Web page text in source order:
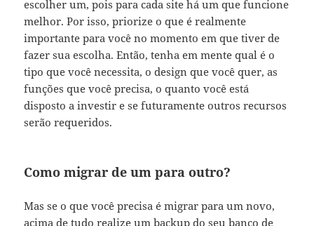
escolher um, pois para cada site há um que funcione
melhor. Por isso, priorize o que é realmente
importante para você no momento em que tiver de
fazer sua escolha. Então, tenha em mente qual é o
tipo que você necessita, o design que você quer, as
funções que você precisa, o quanto você está
disposto a investir e se futuramente outros recursos
serão requeridos.
Como migrar de um para outro?
Mas se o que você precisa é migrar para um novo,
acima de tudo realize um backup do seu banco de